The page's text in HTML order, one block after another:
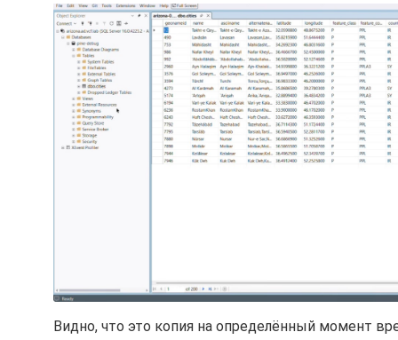
Видно, что это копия на определённый момент